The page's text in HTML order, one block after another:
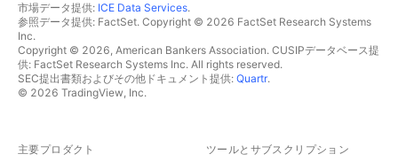
市場データ提供: ICE Data Services.
参照データ提供: FactSet. Copyright © 2026 FactSet Research Systems
Inc.
Copyright © 2026, American Bankers Association. CUSIPデータベース提
供: FactSet Research Systems Inc. All rights reserved.
SEC提出書類およびその他ドキュメント提供: Quartr.
© 2026 TradingView, Inc.
主要プロダクト ツールとサブスクリプション